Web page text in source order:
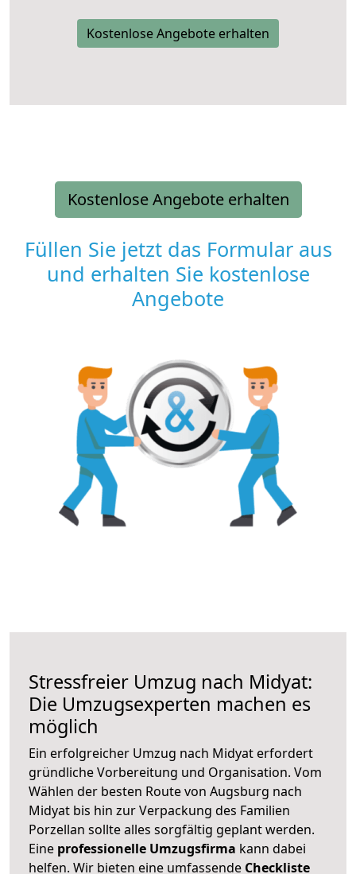
Kostenlose Angebote erhalten
Kostenlose Angebote erhalten
Füllen Sie jetzt das Formular aus
und erhalten Sie kostenlose
Angebote
Stressfreier Umzug nach Midyat:
Die Umzugsexperten machen es
möglich
Ein erfolgreicher Umzug nach Midyat erfordert
gründliche Vorbereitung und Organisation. Vom
Wählen der besten Route von Augsburg nach
Midyat bis hin zur Verpackung des Familien
Porzellan sollte alles sorgfältig geplant werden.
Eine professionelle Umzugsfirma kann dabei
helfen. Wir bieten eine umfassende Checkliste